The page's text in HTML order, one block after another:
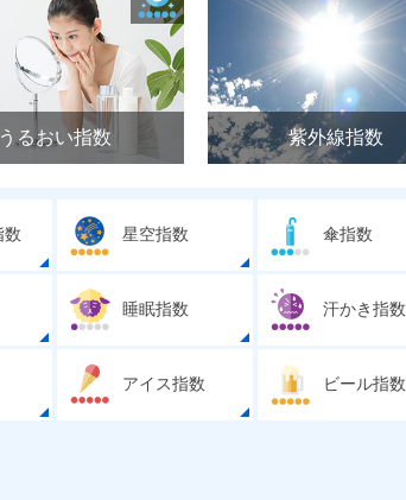
うるおい指数 紫外線指数
数 星空指数 傘指数
睡眠指数 汗かき指数
アイス指数 ビール指数